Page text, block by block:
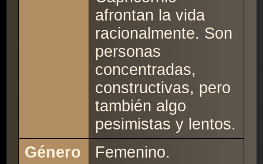
afrontan la vida
racionalmente. Son
personas
concentradas,
constructivas, pero
también algo
pesimistas y lentos.
Género
Femenino.